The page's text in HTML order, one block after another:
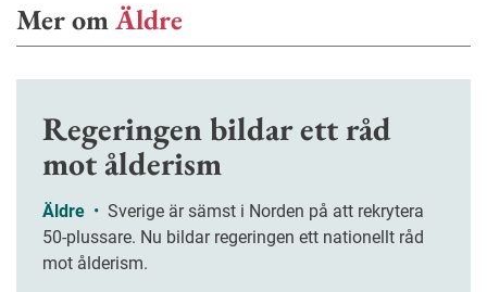
Mer omÄldre
Regeringen bildar ett råd
mot ålderism
Äldre •
50-plussare. Nu bildar regeringen ett nationellt råd
mot ålderism.